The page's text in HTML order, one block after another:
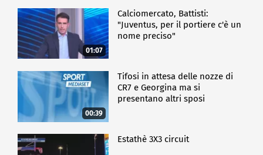
01:07
Calciomercato, Battisti:
"Juventus, per il portiere c'è un
nome preciso"
00:39
Tifosi in attesa delle nozze di
CR7 e Georgina ma si
presentano altri sposi
Estathè 3X3 circuit